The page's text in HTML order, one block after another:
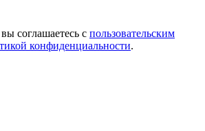
соглашаетесь с пользовательским
конфиденциальности.